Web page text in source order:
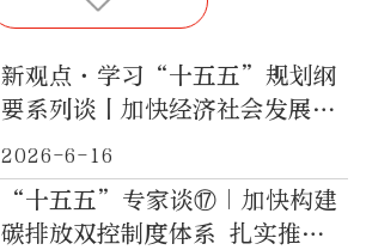
新观点·学习“十五五”规划纲
要系列谈丨加快经济社会发展全
面绿色转型
2026-6-16
“十五五”专家谈⑰｜加快构建
碳排放双控制度体系 扎实推动